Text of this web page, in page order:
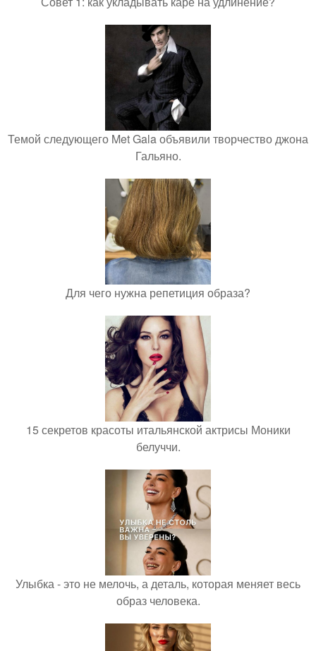
Темой следующего Met Gala объявили творчество джона
Гальяно.
Для чего нужна репетиция образа?
15 секретов красоты итальянской актрисы Моники
белуччи.
Улыбка - это не мелочь, а деталь, которая меняет весь
образ человека.